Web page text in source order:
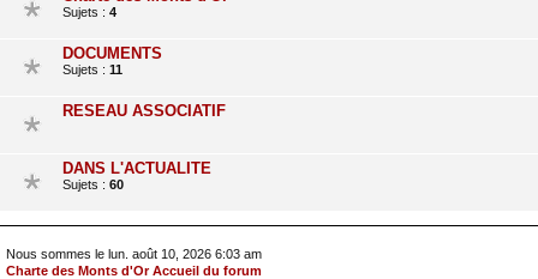
Sujets : 4
DOCUMENTS
Sujets : 11
RESEAU ASSOCIATIF
DANS L'ACTUALITE
Sujets : 60
Nous sommes le lun. août 10, 2026 6:03 am
Charte des Monts d'Or Accueil du forum